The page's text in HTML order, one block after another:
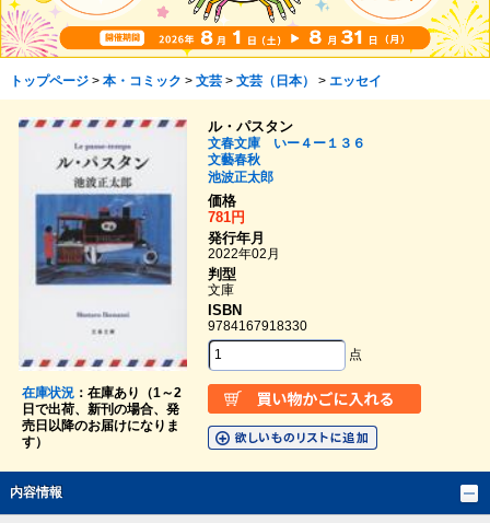
トップページ> 本・コミック > 文芸> 文芸（日本） > エッセイ
在庫状況：在庫あり（1～2
日で出荷、新刊の場合、発
売日以降のお届けになりま
す）
ル・パスタン
文春文庫 いー４ー１３６
文藝春秋
池波正太郎
価格
781円
発行年月
2022年02月
判型
文庫
ISBN
9784167918330
点
内容情報